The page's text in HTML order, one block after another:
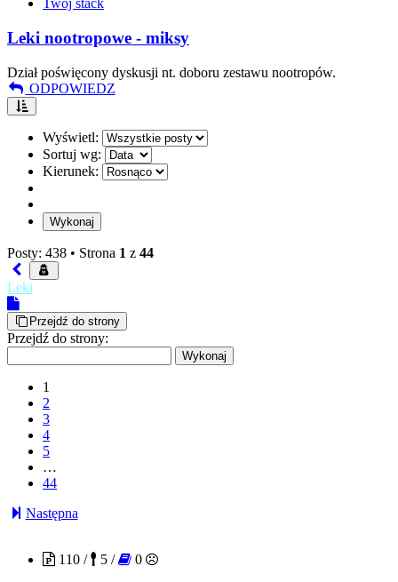
Twój stack
Leki nootropowe - miksy
Dział poświęcony dyskusji nt. doboru zestawu nootropów.
ODPOWIEDZ
Wyświetl:
Sortuj wg:
Kierunek:
Posty: 438 • Strona 1 z 44
Leki
Przejdź do strony
Przejdź do strony:
1
2
3
4
5
…
44
Następna
110 /
5 / 0